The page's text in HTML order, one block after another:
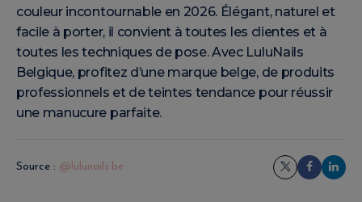
couleur incontournable en 2026. Élégant, naturel et
facile à porter, il convient à toutes les clientes et à
toutes les techniques de pose. Avec LuluNails
Belgique, profitez d’une marque belge, de produits
professionnels et de teintes tendance pour réussir
une manucure parfaite.
Source : @lulunails.be